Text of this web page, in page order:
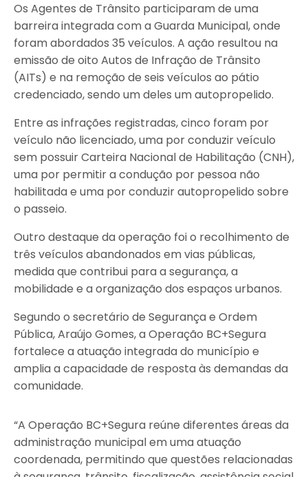
Os Agentes de Trânsito participaram de uma
barreira integrada com a Guarda Municipal, onde
foram abordados 35 veículos. A ação resultou na
emissão de oito Autos de Infração de Trânsito
(AITs) e na remoção de seis veículos ao pátio
credenciado, sendo um deles um autopropelido.
Entre as infrações registradas, cinco foram por
veículo não licenciado, uma por conduzir veículo
sem possuir Carteira Nacional de Habilitação (CNH),
uma por permitir a condução por pessoa não
habilitada e uma por conduzir autopropelido sobre
o passeio.
Outro destaque da operação foi o recolhimento de
três veículos abandonados em vias públicas,
medida que contribui para a segurança, a
mobilidade e a organização dos espaços urbanos.
Segundo o secretário de Segurança e Ordem
Pública, Araújo Gomes, a Operação BC+Segura
fortalece a atuação integrada do município e
amplia a capacidade de resposta às demandas da
comunidade.
“A Operação BC+Segura reúne diferentes áreas da
administração municipal em uma atuação
coordenada, permitindo que questões relacionadas